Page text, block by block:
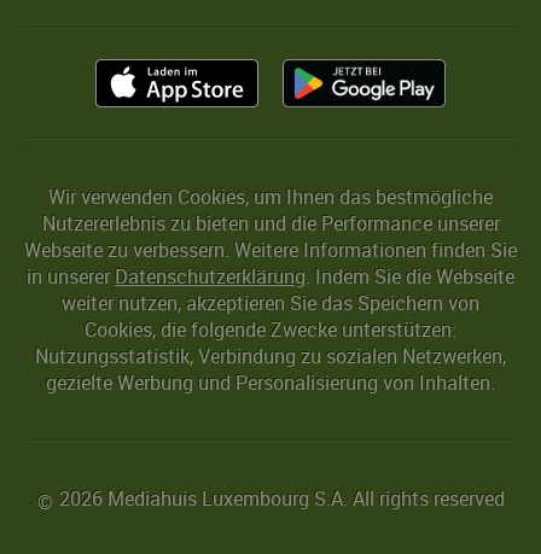
Wir verwenden Cookies, um Ihnen das bestmögliche
Nutzererlebnis zu bieten und die Performance unserer
Webseite zu verbessern. Weitere Informationen finden Sie
in unserer Datenschutzerklärung. Indem Sie die Webseite
weiter nutzen, akzeptieren Sie das Speichern von
Cookies, die folgende Zwecke unterstützen:
Nutzungsstatistik, Verbindung zu sozialen Netzwerken,
gezielte Werbung und Personalisierung von Inhalten.
© 2026 Mediahuis Luxembourg S.A. All rights reserved